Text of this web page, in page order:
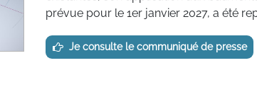
prévue pour le 1er janvier 2027, a été
Je consulte le communiqué de presse